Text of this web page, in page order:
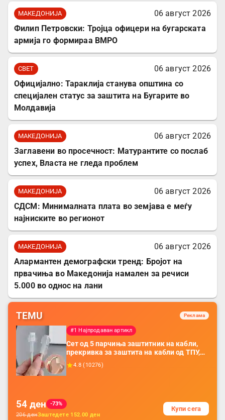
МАКЕДОНИЈА
06 август 2026
Филип Петровски: Тројца офицери на бугарската
армија го формираа ВМРО
СВЕТ
06 август 2026
Официјално: Тараклија станува општина со
специјален статус за заштита на Бугарите во
Молдавија
МАКЕДОНИЈА
06 август 2026
Заглавени во просечност: Матурантите со послаб
успех, Власта не гледа проблем
МАКЕДОНИЈА
06 август 2026
СДСМ: Минималната плата во земјава е меѓу
најниските во регионот
МАКЕДОНИЈА
06 август 2026
Алармантен демографски тренд: Бројот на
првачиња во Македонија намален за речиси
5.000 во однос на лани
TEMU Реклама
#1 Најпродаван артикл
Сет од 5 парчиња заштитник на кабли,
прекривка за заштита на кабли од ТПУ,
додатоци за заштита на кабли, без
батерија, за мобилни телефони, комплет
4.8 (10276)
54 ден
-73%
206денЗаштедете 152.00 ден
Купи сега